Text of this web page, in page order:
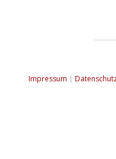
Impressum |